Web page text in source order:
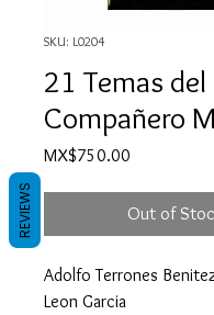
SKU: L0204
21 Temas del
Compañero
MX$750.00
Out of
Adolfo Terrones
Leon Garcia
REVIEWS